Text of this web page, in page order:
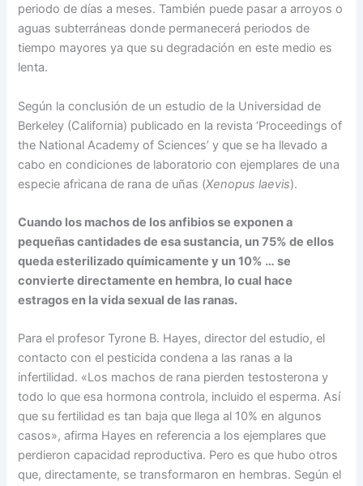
periodo de días a meses. También puede pasar a arroyos o
aguas subterráneas donde permanecerá periodos de
tiempo mayores ya que su degradación en este medio es
lenta.
Según la conclusión de un estudio de la Universidad de
Berkeley (California) publicado en la revista ‘Proceedings of
the National Academy of Sciences’ y que se ha llevado a
cabo en condiciones de laboratorio con ejemplares de una
especie africana de rana de uñas (Xenopus laevis).
Cuando los machos de los anfibios se exponen a
pequeñas cantidades de esa sustancia, un 75% de ellos
queda esterilizado químicamente y un 10% … se
convierte directamente en hembra, lo cual hace
estragos en la vida sexual de las ranas.
Para el profesor Tyrone B. Hayes, director del estudio, el
contacto con el pesticida condena a las ranas a la
infertilidad. «Los machos de rana pierden testosterona y
todo lo que esa hormona controla, incluido el esperma. Así
que su fertilidad es tan baja que llega al 10% en algunos
casos», afirma Hayes en referencia a los ejemplares que
perdieron capacidad reproductiva. Pero es que hubo otros
que, directamente, se transformaron en hembras. Según el